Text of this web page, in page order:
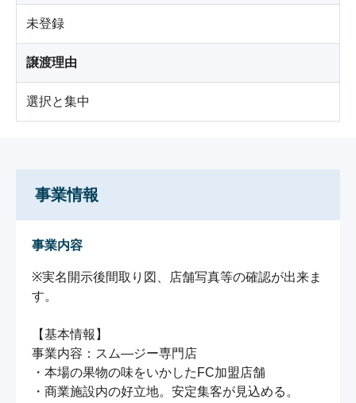
未登録
譲渡理由
選択と集中
事業情報
事業内容
※実名開示後間取り図、店舗写真等の確認が出来ま
す。
【基本情報】
事業内容：スム―ジー専門店
・本場の果物の味をいかしたFC加盟店舗
・商業施設内の好立地。安定集客が見込める。